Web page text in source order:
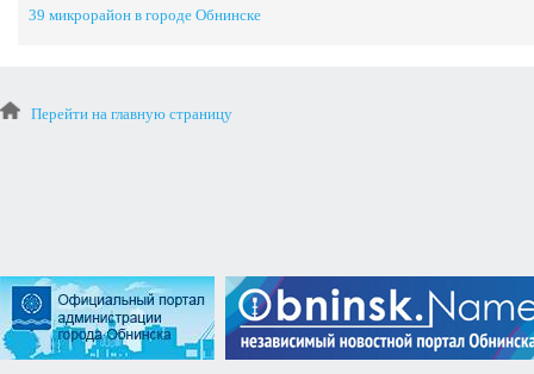
39 микрорайон в городе Обнинске
Перейти на главную страницу